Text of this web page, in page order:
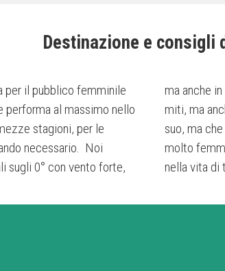
Destinazione e consigli
per il pubblico femminile
performa al massimo nello
stagioni, per le
necessario. Noi
sugli 0° con vento forte,
ma anche
Si tratta di una giacca non calda di
Dato il taglio
ma anche per uscite
nella vita